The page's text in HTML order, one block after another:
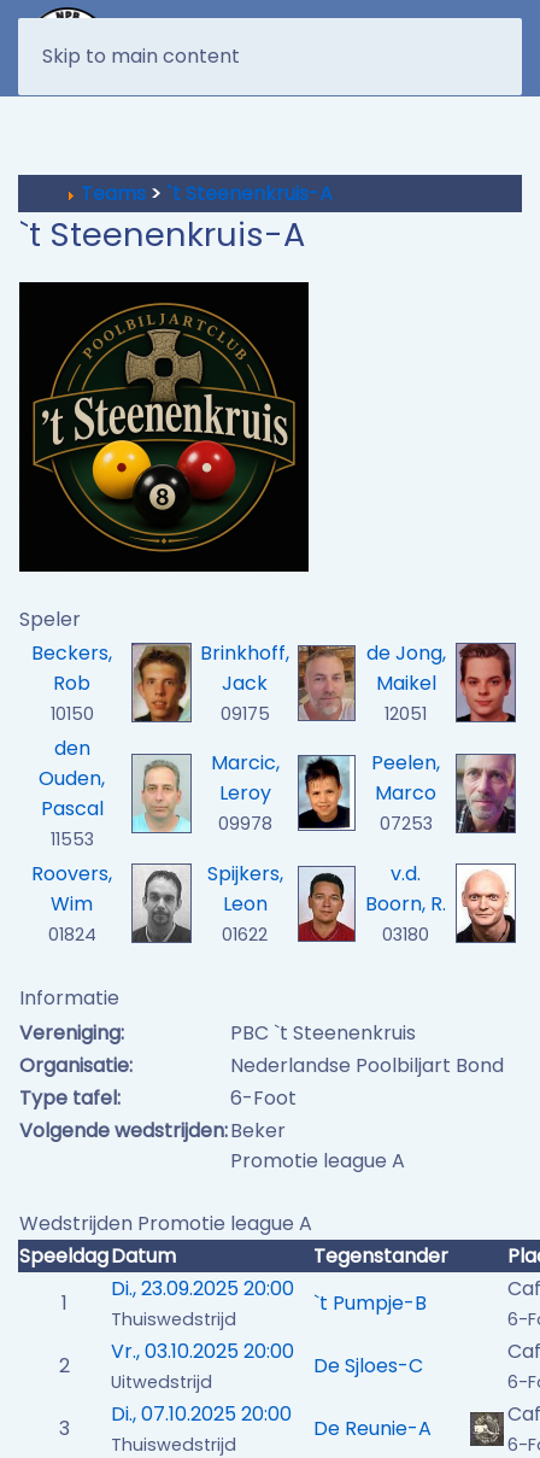
Skip to main content
Teams > `t Steenenkruis-A
`t Steenenkruis-A
Speler
Beckers,
Rob
10150
Brinkhoff,
Jack
09175
de Jong,
Maikel
12051
den
Ouden,
Pascal
11553
Marcic,
Leroy
09978
Peelen,
Marco
07253
Roovers,
Wim
01824
Spijkers,
Leon
01622
v.d.
Boorn, R.
03180
Informatie
Vereniging:
PBC `t Steenenkruis
Organisatie:
Nederlandse Poolbiljart Bond
Type tafel:
6-Foot
Volgende wedstrijden:Beker
Promotie league A
Wedstrijden Promotie league A
SpeeldagDatum Tegenstander
1
Di., 23.09.2025 20:00
Thuiswedstrijd
`t Pumpje-B
6-
2
Vr., 03.10.2025 20:00
Uitwedstrijd
De Sjloes-C
6-
3
Di., 07.10.2025 20:00
Thuiswedstrijd
De Reunie-A
6-